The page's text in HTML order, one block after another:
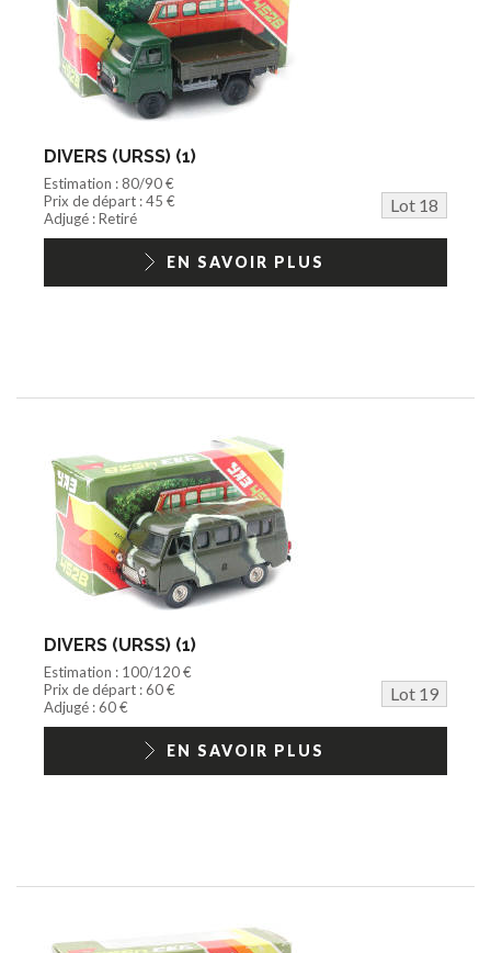
DIVERS (URSS) (1)
Estimation : 80/90 €
Prix de départ : 45 €
Lot 18
Adjugé : Retiré
EN SAVOIR PLUS
DIVERS (URSS) (1)
Estimation : 100/120 €
Prix de départ : 60 €
Lot 19
Adjugé : 60 €
EN SAVOIR PLUS